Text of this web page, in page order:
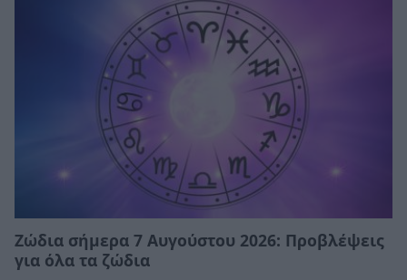
Ζώδια σήμερα 7 Αυγούστου 2026: Προβλέψεις
για όλα τα ζώδια